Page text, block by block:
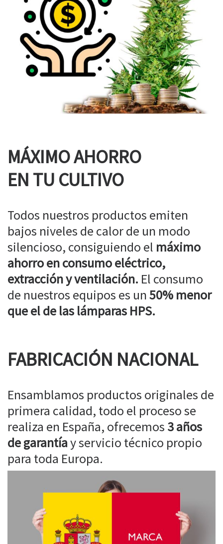
MÁXIMO AHORRO
EN TU CULTIVO
Todos nuestros productos emiten
bajos niveles de calor de un modo
silencioso, consiguiendo el máximo
ahorro en consumo eléctrico,
extracción y ventilación. El consumo
de nuestros equipos es un50% menor
que el de las lámparas HPS.
FABRICACIÓN NACIONAL
Ensamblamos productos originales de
primera calidad, todo el proceso se
realiza en España, ofrecemos 3 años
de garantíay servicio técnico propio
para toda Europa.